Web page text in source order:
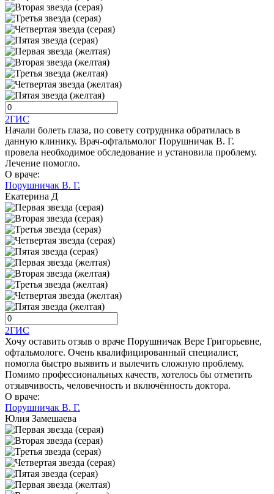
2ГИС
Начали болеть глаза, по совету сотрудника обратилась в
данную клинику. Врач-офтальмолог Порушничак В. Г.
провела необходимое обследование и установила проблему.
Лечение помогло.
О враче:
Порушничак В. Г.
Екатерина Д
2ГИС
Хочу оставить отзыв о враче Порушничак Вере Григорьевне,
офтальмологе. Очень квалифицированный специалист,
помогла быстро выявить и вылечить сложную проблему.
Помимо профессиональных качеств, хотелось бы отметить
отзывчивость, человечность и включённость доктора.
О враче:
Порушничак В. Г.
Юлия Замешаева